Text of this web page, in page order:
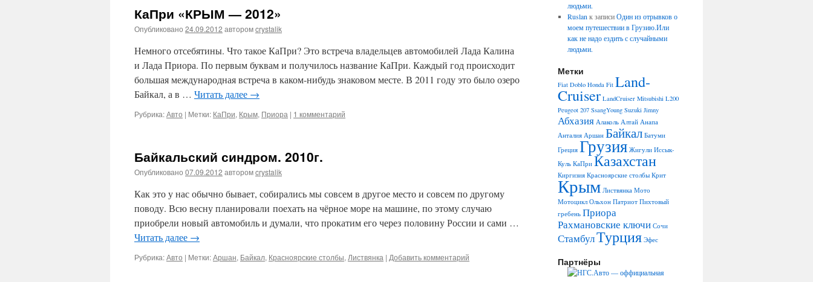
КаПри «КРЫМ — 2012»
Опубликовано 24.09.2012 авторомcrystalik
Немного отсебятины. Что такое КаПри? Это встреча владельцев автомобилей Лада Калина
и Лада Приора. По первым буквам и получилось название КаПри. Каждый год происходит
большая международная встреча в каком-нибудь знаковом месте. В 2011 году это было озеро
Байкал, а в … Читать далее →
Рубрика:Авто | Метки: КаПри, Крым, Приора | 1 комментарий
Байкальский синдром. 2010г.
Опубликовано 07.09.2012 авторомcrystalik
Как это у нас обычно бывает, собирались мы совсем в другое место и совсем по другому
поводу. Всю весну планировали поехать на чёрное море на машине, по этому случаю
приобрели новый автомобиль и думали, что прокатим его через половину России и сами …
Читать далее →
Рубрика:Авто | Метки:Аршан, Байкал, Красноярские столбы, Листвянка | Добавить комментарий
людьми.
Ruslan к записиОдин из отрывков о
моем путешествии в Грузию.Или
как не надо ездить с случайными
людьми.
Метки
Fiat Doblo Honda Fit Land-
Cruiser LandCruiser Mitsubishi L200
Peugeot 207 SsangYoung Suzuki Jimny
Абхазия Алаколь Алтай Анапа
Анталия Аршан Байкал Батуми
Греция Грузия Жигули Иссык-
Куль КаПри Казахстан
Киргизия Красноярские столбы Крит
Крым Листвянка Мото
Мотоцикл Ольхон Патриот Пихтовый
гребень Приора
Рахмановские ключи Сочи
СтамбулТурция Эфес
Партнёры